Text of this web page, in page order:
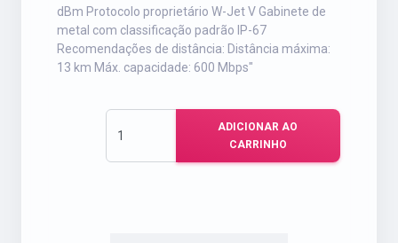
dBm Protocolo proprietário W-Jet V Gabinete de
metal com classificação padrão IP-67
Recomendações de distância: Distância máxima:
13 km Máx. capacidade: 600 Mbps"
ADICIONAR AO
CARRINHO